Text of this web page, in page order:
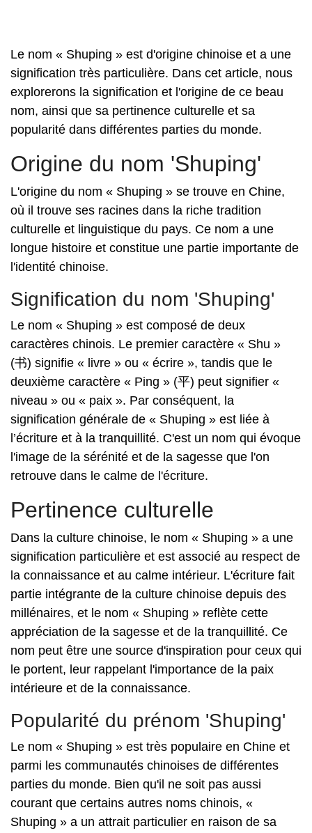
Le nom « Shuping » est d'origine chinoise et a une
signification très particulière. Dans cet article, nous
explorerons la signification et l'origine de ce beau
nom, ainsi que sa pertinence culturelle et sa
popularité dans différentes parties du monde.
Origine du nom 'Shuping'
L'origine du nom « Shuping » se trouve en Chine,
où il trouve ses racines dans la riche tradition
culturelle et linguistique du pays. Ce nom a une
longue histoire et constitue une partie importante de
l'identité chinoise.
Signification du nom 'Shuping'
Le nom « Shuping » est composé de deux
caractères chinois. Le premier caractère « Shu »
(书) signifie « livre » ou « écrire », tandis que le
deuxième caractère « Ping » (平) peut signifier «
niveau » ou « paix ». Par conséquent, la
signification générale de « Shuping » est liée à
l’écriture et à la tranquillité. C'est un nom qui évoque
l'image de la sérénité et de la sagesse que l'on
retrouve dans le calme de l'écriture.
Pertinence culturelle
Dans la culture chinoise, le nom « Shuping » a une
signification particulière et est associé au respect de
la connaissance et au calme intérieur. L'écriture fait
partie intégrante de la culture chinoise depuis des
millénaires, et le nom « Shuping » reflète cette
appréciation de la sagesse et de la tranquillité. Ce
nom peut être une source d'inspiration pour ceux qui
le portent, leur rappelant l'importance de la paix
intérieure et de la connaissance.
Popularité du prénom 'Shuping'
Le nom « Shuping » est très populaire en Chine et
parmi les communautés chinoises de différentes
parties du monde. Bien qu'il ne soit pas aussi
courant que certains autres noms chinois, «
Shuping » a un attrait particulier en raison de sa